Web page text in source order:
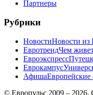
Партнеры
Рубрики
НовостиНовости из
ЕвротрендЧем
Евроэкспресс
Еврокампус
АфишаЕвропейские
© Европульс 2009 – 2026.